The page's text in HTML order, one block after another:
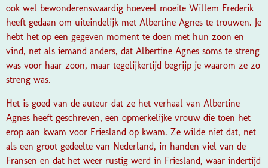
ook wel bewonderenswaardig hoeveel moeite Willem Frederik
heeft gedaan om uiteindelijk met Albertine Agnes te trouwen. Je
hebt het op een gegeven moment te doen met hun zoon en
vind, net als iemand anders, dat Albertine Agnes soms te streng
was voor haar zoon, maar tegelijkertijd begrijp je waarom ze zo
streng was.
Het is goed van de auteur dat ze het verhaal van Albertine
Agnes heeft geschreven, een opmerkelijke vrouw die toen het
erop aan kwam voor Friesland op kwam. Ze wilde niet dat, net
als een groot gedeelte van Nederland, in handen viel van de
Fransen en dat het weer rustig werd in Friesland, waar indertijd